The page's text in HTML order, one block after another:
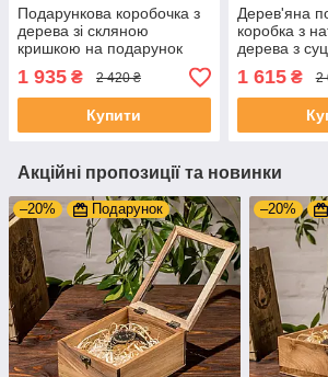
Подарункова коробочка з
дерева зі скляною
кришкою на подарунок
дівчині | XL – 342x180x82
мм
1 935 ₴ 2 420 ₴
Купити
Дерев'яна
коробка з
дерева з
кришкою |
мм
1 615₴ 2
Акційні пропозиції та новинки
–20% Подарунок –20%